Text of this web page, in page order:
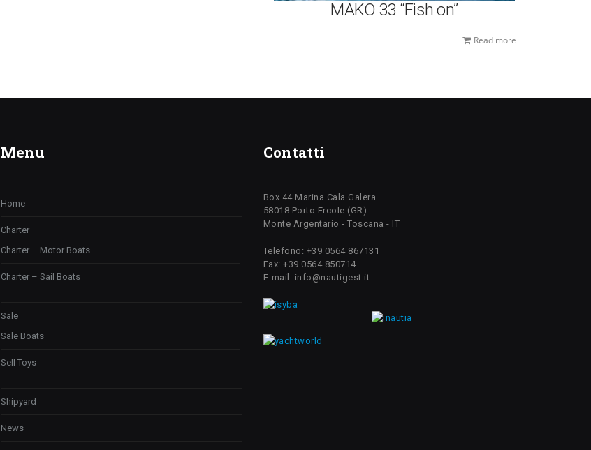
MAKO 33 “Fish on”
Read more
Menu
Home
Charter
Charter – Motor Boats
Charter – Sail Boats
Sale
Sale Boats
Sell Toys
Shipyard
News
Contatti
Box 44 Marina Cala Galera
58018 Porto Ercole (GR)
Monte Argentario - Toscana - IT
Telefono: +39 0564 867131
Fax: +39 0564 850714
E-mail: info@nautigest.it